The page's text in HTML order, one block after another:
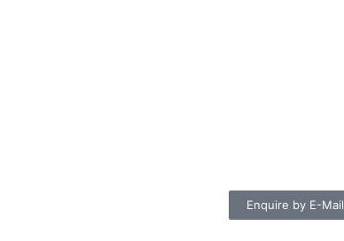
Enquire by E-Mail